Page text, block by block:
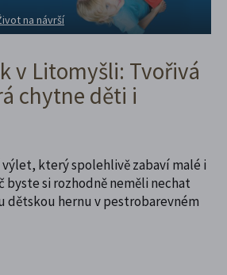
na návrší
v Litomyšli: Tvořivá
chytne děti i
který spolehlivě zabaví malé i
si rozhodně neměli nechat
dětskou hernu v pestrobarevném